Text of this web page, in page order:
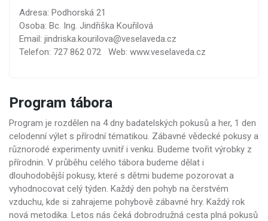
Adresa: Podhorská 21
Osoba: Bc. Ing. Jindřiška Kouřilová
Email: jindriska.kourilova@veselaveda.cz
Telefon: 727 862 072
Web: www.veselaveda.cz
Program tábora
Program je rozdělen na 4 dny badatelských pokusů a her, 1 den
celodenní výlet s přírodní tématikou. Zábavné vědecké pokusy a
různorodé experimenty uvnitř i venku. Budeme tvořit výrobky z
přírodnin. V průběhu celého tábora budeme dělat i
dlouhodobější pokusy, které s dětmi budeme pozorovat a
vyhodnocovat celý týden. Každý den pohyb na čerstvém
vzduchu, kde si zahrajeme pohybově zábavné hry. Každý rok
nová metodika. Letos nás čeká dobrodružná cesta plná pokusů